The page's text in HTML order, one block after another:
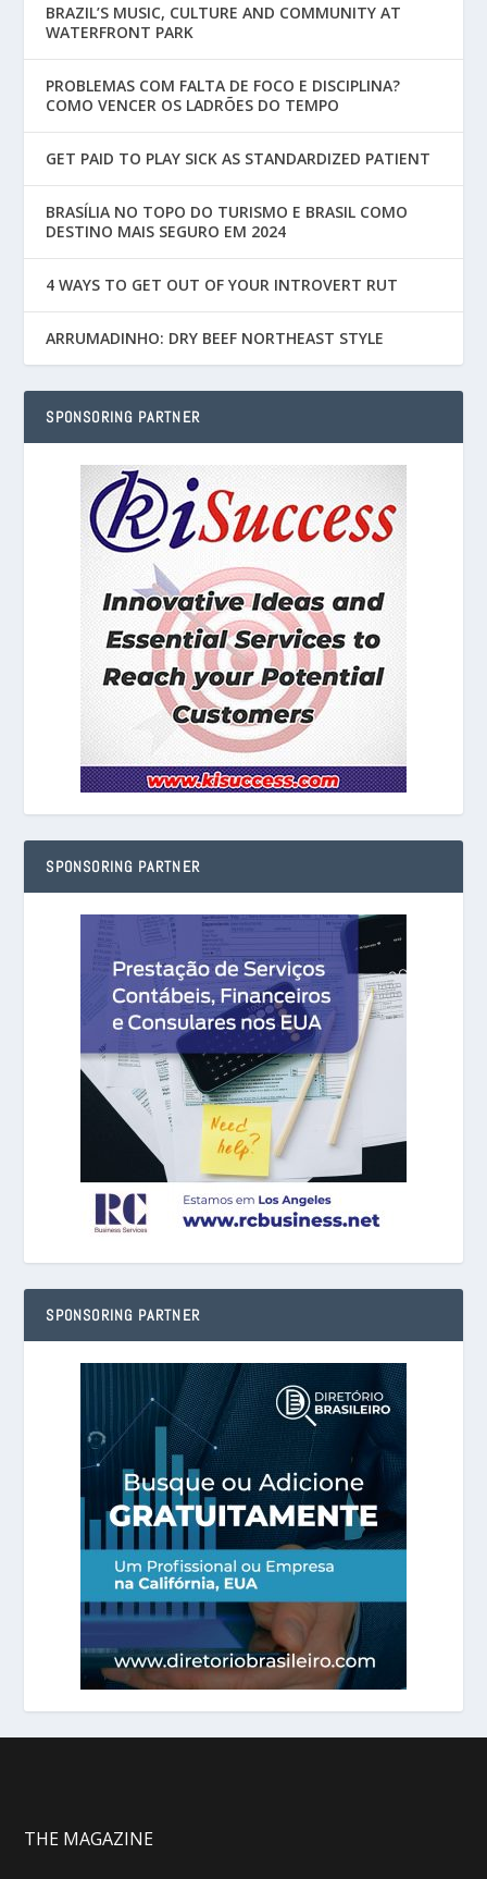
BRAZIL’S MUSIC, CULTURE AND COMMUNITY AT
WATERFRONT PARK
PROBLEMAS COM FALTA DE FOCO E DISCIPLINA?
COMO VENCER OS LADRÕES DO TEMPO
GET PAID TO PLAY SICK AS STANDARDIZED PATIENT
BRASÍLIA NO TOPO DO TURISMO E BRASIL COMO
DESTINO MAIS SEGURO EM 2024
4 WAYS TO GET OUT OF YOUR INTROVERT RUT
ARRUMADINHO: DRY BEEF NORTHEAST STYLE
SPONSORING PARTNER
SPONSORING PARTNER
SPONSORING PARTNER
THE MAGAZINE